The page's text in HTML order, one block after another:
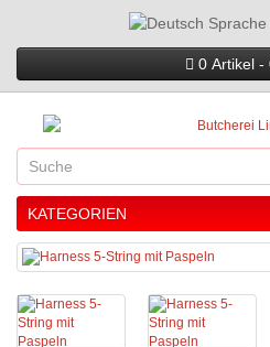
Sprache
0 Artikel -
KATEGORIEN